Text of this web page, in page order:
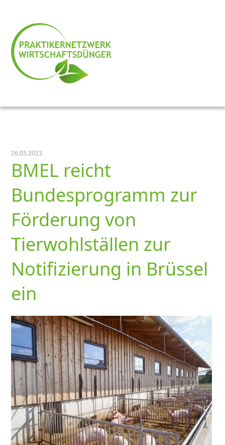
26.05.2023
BMEL reicht
Bundesprogramm zur
Förderung von
Tierwohlställen zur
Notifizierung in Brüssel
ein